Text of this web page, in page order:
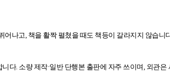
나고, 책을 활짝 펼쳤을 때도 책등이 갈라지지 않습니
. 소량 제작·일반 단행본 출판에 자주 쓰이며, 외관